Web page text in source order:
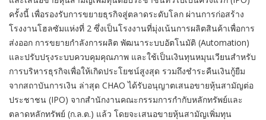
ครั้งนี้ เพื่อรองรับการขยายธุรกิจสู่ตลาดระดับโลก ผ่านการก่อสร้าง
โรงงานโฮลซัมแห่งที่ 2 ซึ่งเป็นโรงงานที่มุ่งเน้นการผลิตสินค้าเพื่อการ
ส่งออก การขยายกำลังการผลิต พัฒนาระบบอัตโนมัติ (Automation)
และปรับปรุงระบบควบคุมคุณภาพ และใช้เป็นเงินทุนหมุนเวียนสำหรับ
การบริหารธุรกิจเพื่อให้เกิดประโยชน์สูงสุด รวมถึงชำระคืนเงินกู้ยืม
จากสถาบันการเงิน ล่าสุด CHAO ได้รับอนุญาตเสนอขายหุ้นสามัญต่อ
ประชาชน (IPO) จากสำนักงานคณะกรรมการกำกับหลักทรัพย์และ
ตลาดหลักทรัพย์ (ก.ล.ต.) แล้ว โดยจะเสนอขายหุ้นสามัญเพิ่มทุน